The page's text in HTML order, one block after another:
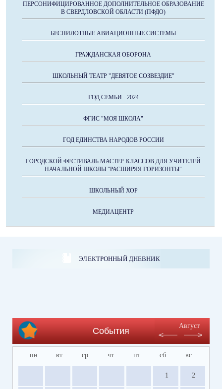
ПЕРСОНИФИЦИРОВАННОЕ ДОПОЛНИТЕЛЬНОЕ ОБРАЗОВАНИЕ
В СВЕРДЛОВСКОЙ ОБЛАСТИ (ПФДО)
БЕСПИЛОТНЫЕ АВИАЦИОННЫЕ СИСТЕМЫ
ГРАЖДАНСКАЯ ОБОРОНА
ШКОЛЬНЫЙ ТЕАТР "ДЕВЯТОЕ СОЗВЕЗДИЕ"
ГОД СЕМЬИ - 2024
ФГИС "МОЯ ШКОЛА"
ГОД ЕДИНСТВА НАРОДОВ РОССИИ
ГОРОДСКОЙ ФЕСТИВАЛЬ МАСТЕР-КЛАССОВ ДЛЯ УЧИТЕЛЕЙ
НАЧАЛЬНОЙ ШКОЛЫ "РАСШИРЯЯ ГОРИЗОНТЫ"
ШКОЛЬНЫЙ ХОР
МЕДИАЦЕНТР
ЭЛЕКТРОННЫЙ ДНЕВНИК
События
Август
пн вт ср чт пт сб вс
1 2